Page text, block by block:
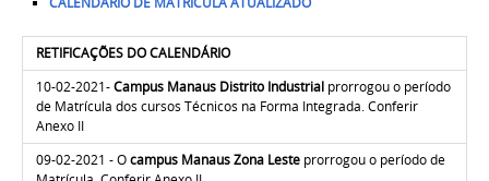
RETIFICAÇÕES DO CALENDÁRIO
10-02-2021-Campus Manaus Distrito Industrial prorrogou o período
de Matrícula dos cursos Técnicos na Forma Integrada. Conferir
Anexo II
09-02-2021 -Ocampus Manaus Zona Leste prorrogou o período de